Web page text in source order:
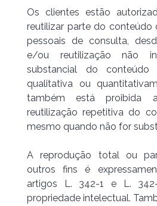
Os clientes estão
reutilizar parte do conteúdo
pessoais de consulta,
e/ou reutilização não
substancial do
qualitativa ou
também está proibida
reutilização repetitiva do
mesmo quando não for
A reprodução total ou
outros fins é
artigos L. 342-1 e L.
propriedade intelectual.